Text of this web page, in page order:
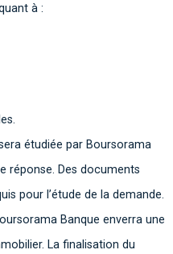
à :
étudiée par Boursorama
réponse. Des documents
pour l’étude de la demande.
Banque enverra une
La finalisation du